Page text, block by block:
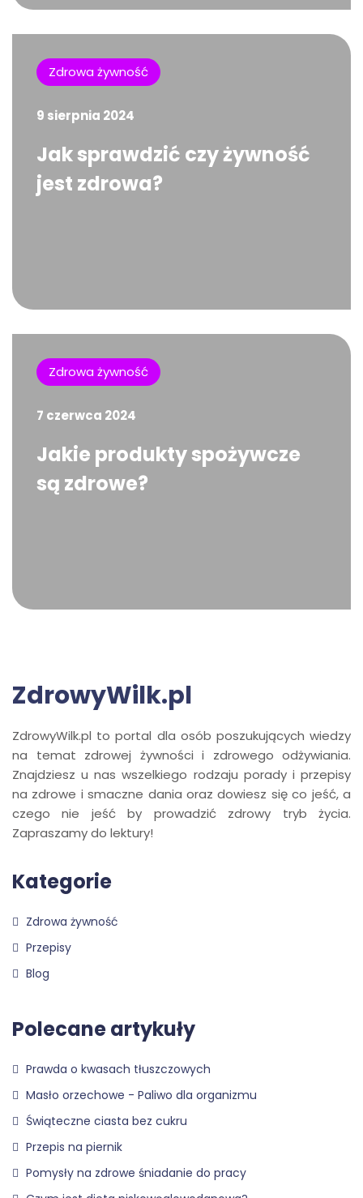
Zdrowa żywność
9 sierpnia 2024
Jak sprawdzić czy żywność
jest zdrowa?
Zdrowa żywność
7 czerwca 2024
Jakie produkty spożywcze
są zdrowe?
ZdrowyWilk.pl
ZdrowyWilk.pl to portal dla osób poszukujących wiedzy
na temat zdrowej żywności i zdrowego odżywiania.
Znajdziesz u nas wszelkiego rodzaju porady i przepisy
na zdrowe i smaczne dania oraz dowiesz się co jeść, a
czego nie jeść by prowadzić zdrowy tryb życia.
Zapraszamy do lektury!
Kategorie
Zdrowa żywność
Przepisy
Blog
Polecane artykuły
Prawda o kwasach tłuszczowych
Masło orzechowe - Paliwo dla organizmu
Świąteczne ciasta bez cukru
Przepis na piernik
Pomysły na zdrowe śniadanie do pracy